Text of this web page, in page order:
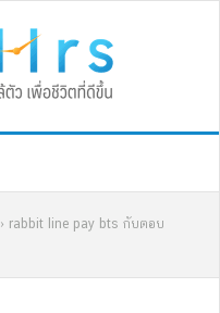
› rabbit line pay bts กับตอบ